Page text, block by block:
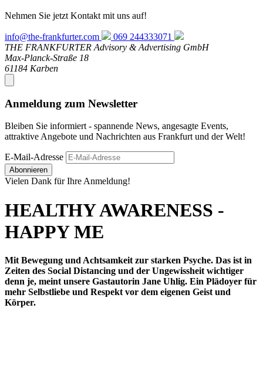
Nehmen Sie jetzt Kontakt mit uns auf!
info@the-frankfurter.com
069 244333071
THE FRANKFURTER Advisory & Advertising GmbH
Max-Planck-Straße 18
61184 Karben
Anmeldung zum Newsletter
Bleiben Sie informiert - spannende News, angesagte Events,
attraktive Angebote und Nachrichten aus Frankfurt und der Welt!
E-Mail-Adresse
Abonnieren
Vielen Dank für Ihre Anmeldung!
HEALTHY AWARENESS -
HAPPY ME
Mit Bewegung und Achtsamkeit zur starken Psyche. Das ist in
Zeiten des Social Distancing und der Ungewissheit wichtiger
denn je, meint unsere Gastautorin Jane Uhlig. Ein Plädoyer für
mehr Selbstliebe und Respekt vor dem eigenen Geist und
Körper.